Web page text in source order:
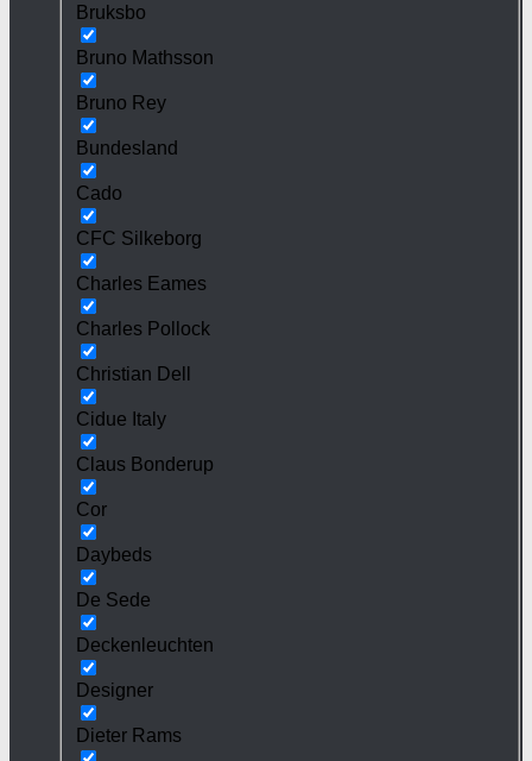
Bruksbo
Bruno Mathsson
Bruno Rey
Bundesland
Cado
CFC Silkeborg
Charles Eames
Charles Pollock
Christian Dell
Cidue Italy
Claus Bonderup
Cor
Daybeds
De Sede
Deckenleuchten
Designer
Dieter Rams